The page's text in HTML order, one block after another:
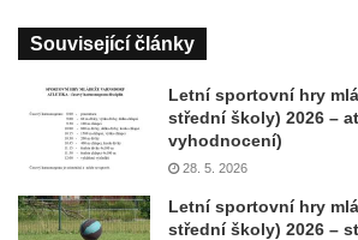
Související články
Letní sportovní hry
střední školy) 2026 –
vyhodnocení)
28. 5. 2026
Letní sportovní hry
střední školy) 2026 –